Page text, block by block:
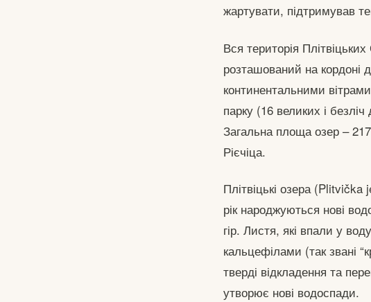
жартувати, підтримував
Вся територія
розташований на кордоні
континентальними
парку (16 великих і
Загальна площа озер – 217
Рієчіца.
Плітвіцькі озера
рік народжуються нові
гір. Листя, які впали у
кальцефілами (так звані
тверді відкладення та
утворює нові водоспади.